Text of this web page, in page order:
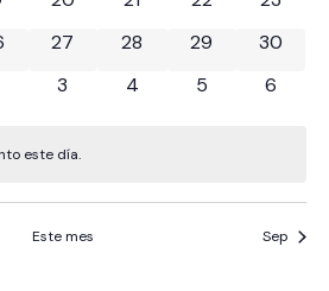
0 eventos
27 0 eventos
28 0 eventos
29 0
30
0 eventos
3 0 eventos
4 0 eventos
5 0
6
este día.
Este mes Sep